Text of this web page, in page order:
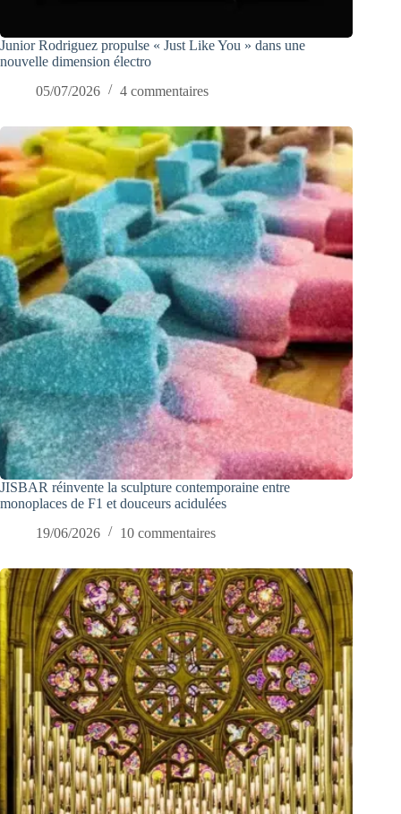
Junior Rodriguez propulse « Just Like You » dans une
nouvelle dimension électro
05/07/2026
4 commentaires
JISBAR réinvente la sculpture contemporaine entre
monoplaces de F1 et douceurs acidulées
19/06/2026
10 commentaires